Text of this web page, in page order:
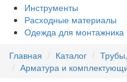
Инструменты
Расходные материалы
Одежда для монтажника
Главная
Каталог
Арматура и